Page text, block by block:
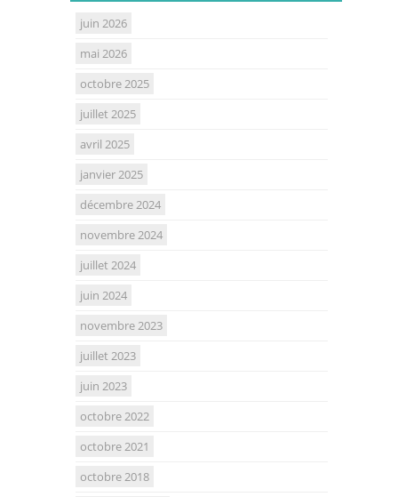
juin 2026
mai 2026
octobre 2025
juillet 2025
avril 2025
janvier 2025
décembre 2024
novembre 2024
juillet 2024
juin 2024
novembre 2023
juillet 2023
juin 2023
octobre 2022
octobre 2021
octobre 2018